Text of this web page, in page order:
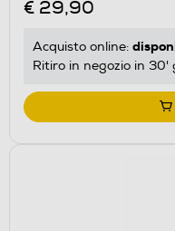
€ 29,90
Acquisto online:
Ritiro in negozio in 30'